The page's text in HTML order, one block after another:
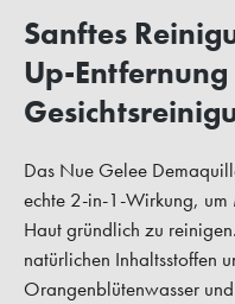
Sanftes
Up-
Das Nue Gelee
echte 2-in-1-Wirkung,
Haut gründlich zu
natürlichen Inhaltsstoffen
Orangenblütenwasser